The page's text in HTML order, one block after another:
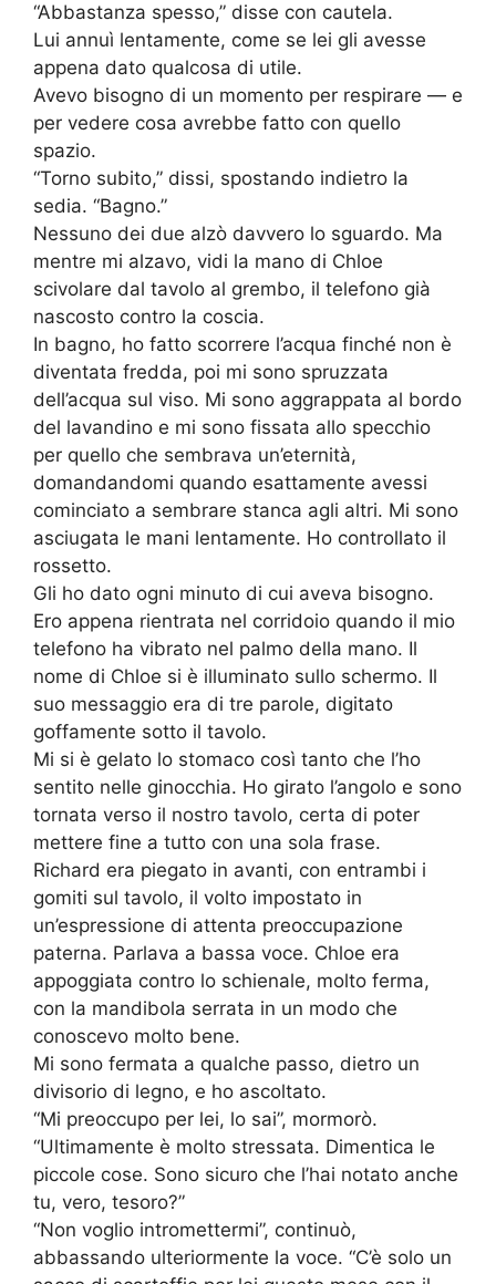
“Abbastanza spesso,” disse con cautela.
Lui annuì lentamente, come se lei gli avesse
appena dato qualcosa di utile.
Avevo bisogno di un momento per respirare — e
per vedere cosa avrebbe fatto con quello
spazio.
“Torno subito,” dissi, spostando indietro la
sedia. “Bagno.”
Nessuno dei due alzò davvero lo sguardo. Ma
mentre mi alzavo, vidi la mano di Chloe
scivolare dal tavolo al grembo, il telefono già
nascosto contro la coscia.
In bagno, ho fatto scorrere l’acqua finché non è
diventata fredda, poi mi sono spruzzata
dell’acqua sul viso. Mi sono aggrappata al bordo
del lavandino e mi sono fissata allo specchio
per quello che sembrava un’eternità,
domandandomi quando esattamente avessi
cominciato a sembrare stanca agli altri. Mi sono
asciugata le mani lentamente. Ho controllato il
rossetto.
Gli ho dato ogni minuto di cui aveva bisogno.
Ero appena rientrata nel corridoio quando il mio
telefono ha vibrato nel palmo della mano. Il
nome di Chloe si è illuminato sullo schermo. Il
suo messaggio era di tre parole, digitato
goffamente sotto il tavolo.
Mi si è gelato lo stomaco così tanto che l’ho
sentito nelle ginocchia. Ho girato l’angolo e sono
tornata verso il nostro tavolo, certa di poter
mettere fine a tutto con una sola frase.
Richard era piegato in avanti, con entrambi i
gomiti sul tavolo, il volto impostato in
un’espressione di attenta preoccupazione
paterna. Parlava a bassa voce. Chloe era
appoggiata contro lo schienale, molto ferma,
con la mandibola serrata in un modo che
conoscevo molto bene.
Mi sono fermata a qualche passo, dietro un
divisorio di legno, e ho ascoltato.
“Mi preoccupo per lei, lo sai”, mormorò.
“Ultimamente è molto stressata. Dimentica le
piccole cose. Sono sicuro che l’hai notato anche
tu, vero, tesoro?”
“Non voglio intromettermi”, continuò,
abbassando ulteriormente la voce. “C’è solo un